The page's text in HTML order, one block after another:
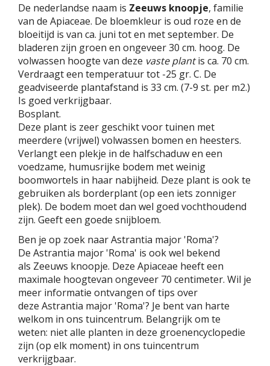
De nederlandse naam is Zeeuws knoopje, familie
van de Apiaceae. De bloemkleur is oud roze en de
bloeitijd is van ca. juni tot en met september. De
bladeren zijn groen en ongeveer 30 cm. hoog. De
volwassen hoogte van deze vaste plantis ca. 70 cm.
Verdraagt een temperatuur tot -25 gr. C. De
geadviseerde plantafstand is 33 cm. (7-9 st. per m2.)
Is goed verkrijgbaar.
Bosplant.
Deze plant is zeer geschikt voor tuinen met
meerdere (vrijwel) volwassen bomen en heesters.
Verlangt een plekje in de halfschaduw en een
voedzame, humusrijke bodem met weinig
boomwortels in haar nabijheid. Deze plant is ook te
gebruiken als borderplant (op een iets zonniger
plek). De bodem moet dan wel goed vochthoudend
zijn. Geeft een goede snijbloem.
Ben je op zoek naar Astrantia major 'Roma'?
De Astrantia major 'Roma' is ook wel bekend
als Zeeuws knoopje. Deze Apiaceae heeft een
maximale hoogtevan ongeveer 70 centimeter. Wil je
meer informatie ontvangen of tips over
deze Astrantia major 'Roma'? Je bent van harte
welkom in ons tuincentrum. Belangrijk om te
weten: niet alle planten in deze groenencyclopedie
zijn (op elk moment) in ons tuincentrum
verkrijgbaar.